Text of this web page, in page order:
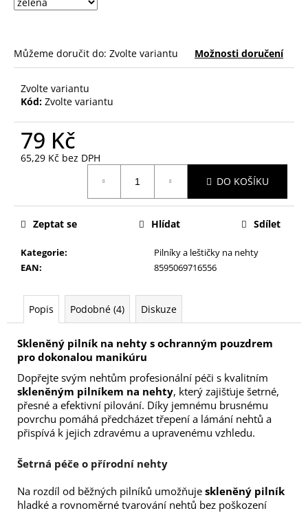
Můžeme doručit do: Zvolte variantu Možnosti doručení
Zvolte variantu
Kód: Zvolte variantu
79 Kč
65,29 Kč bez DPH
DO KOŠÍKU
Kategorie:
Pilníky a leštičky na nehty
EAN: 8595069716556
Zeptat se Hlídat Sdílet
Popis Podobné (4) Diskuze
Skleněný pilník na nehty s ochranným pouzdrem
pro dokonalou manikúru
Dopřejte svým nehtům profesionální péči s kvalitním
skleněným pilníkem na nehty, který zajišťuje šetrné,
přesné a efektivní pilování. Díky jemnému brusnému
povrchu pomáhá předcházet třepení a lámání nehtů a
přispívá k jejich zdravému a upravenému vzhledu.
Šetrná péče o přírodní nehty
Na rozdíl od běžných pilníků umožňuje skleněný pilník
hladké a rovnoměrné tvarování nehtů bez poškození
j
e
NALEPOVACÍ
UMĚLÉ
NEHTY
ACTIVE
TIPS
40